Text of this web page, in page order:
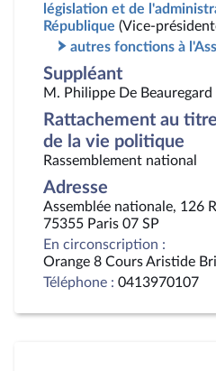
législation et de
République (Vice-
autres fonctions à
Suppléant
M. Philippe De Beauregard
Rattachement au
de la vie politique
Rassemblement national
Adresse
Assemblée nationale, 126
75355 Paris 07 SP
En circonscription :
Orange 8 Cours Aristide
Téléphone : 0413970107